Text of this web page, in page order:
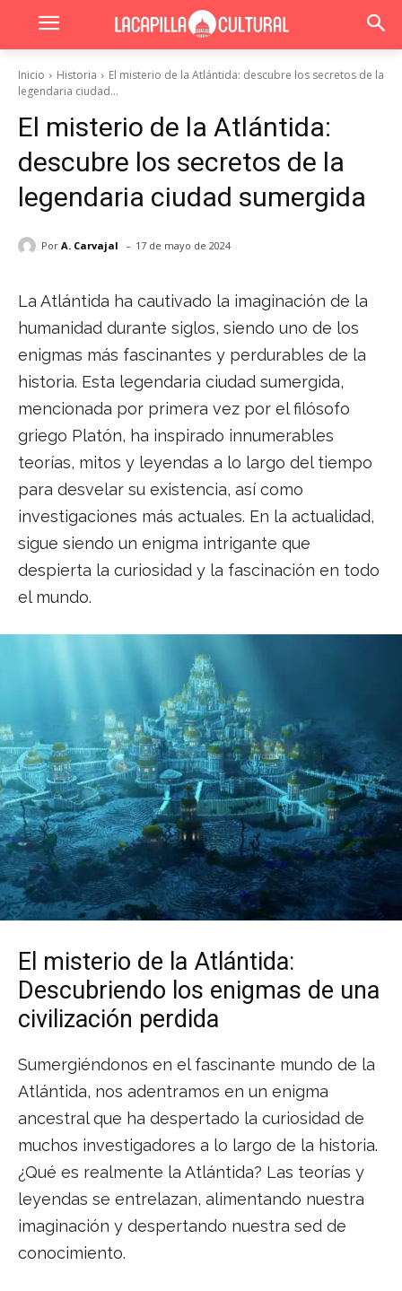
Inicio Historia
El misterio de la Atlántida: descubre los secretos de la
legendaria ciudad...
El misterio de la Atlántida:
descubre los secretos de la
legendaria ciudad sumergida
Por A. Carvajal - 17 de mayo de 2024
La Atlántida ha cautivado la imaginación de la
humanidad durante siglos, siendo uno de los
enigmas más fascinantes y perdurables de la
historia. Esta legendaria ciudad sumergida,
mencionada por primera vez por el filósofo
griego Platón, ha inspirado innumerables
teorías, mitos y leyendas a lo largo del tiempo
para desvelar su existencia, así como
investigaciones más actuales. En la actualidad,
sigue siendo un enigma intrigante que
despierta la curiosidad y la fascinación en todo
el mundo.
El misterio de la Atlántida:
Descubriendo los enigmas de una
civilización perdida
Sumergiéndonos en el fascinante mundo de la
Atlántida, nos adentramos en un enigma
ancestral que ha despertado la curiosidad de
muchos investigadores a lo largo de la historia.
¿Qué es realmente la Atlántida? Las teorías y
leyendas se entrelazan, alimentando nuestra
imaginación y despertando nuestra sed de
conocimiento.